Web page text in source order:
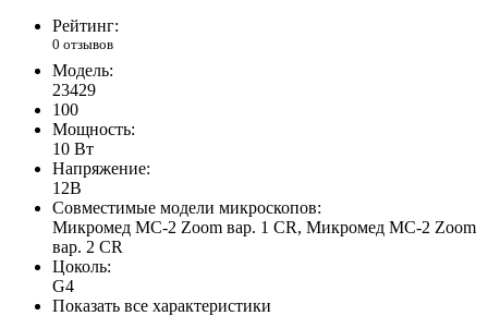
Рейтинг:
0 отзывов
Модель:
23429
100
Мощность:
10 Вт
Напряжение:
12В
Совместимые модели микроскопов:
Микромед МС-2 Zoom вар. 1 CR, Микромед MC-2 Zoom
вар. 2 CR
Цоколь:
G4
Показать все характеристики